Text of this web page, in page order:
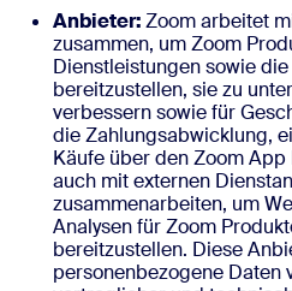
Anbieter:Zoom arbeitet
zusammen, um Zoom
Dienstleistungen sowie
bereitzustellen, sie zu
verbessern sowie für
die Zahlungsabwicklung,
Käufe über den Zoom
auch mit externen
zusammenarbeiten, um
Analysen für Zoom
bereitzustellen. Diese
personenbezogene Daten